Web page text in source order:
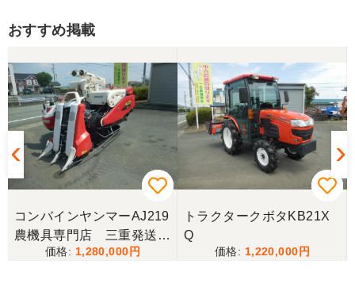
物は2台出ていて、当初安い方を購入予定でした。
しかしそちらは売れてしまったとの事でしたので、5
に伺い持ち帰りましたが、出品画像と違い確認した
所、安い方を渡されました。 出品者に問い合わせま
したが、高い方は「先に購入した者が引き取り済み
で安い方でお願いしたい」との事。 では先の安い方
との差額分を返金と交渉しましたが、「難しい」と
の事。カバーが脱落していて、使用に難が有る事を
伝えたところ、そのカバー代金で妥協する事になり
ました。 「管理する者が間違えて管理番号を貼り付
けた」 といっておりましたが、とても残念な気持
うな間違いが無いように改善して欲しいです。
おすすめ掲載
コンバインヤンマーAJ219
農機具専門店 三重発送整
備済み
1,280,000
トラクタークボタKB21X
Q
1,220,000